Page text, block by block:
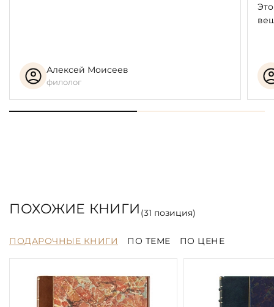
Алексей Моисеев
филолог
ПОХОЖИЕ КНИГИ (31 позиция)
ПОДАРОЧНЫЕ КНИГИ ПО ТЕМЕ ПО ЦЕНЕ